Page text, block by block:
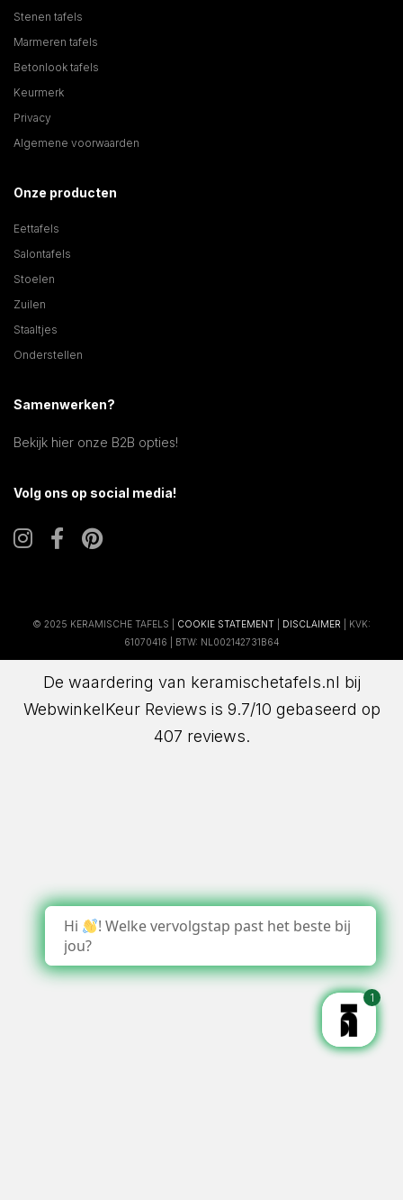
Stenen tafels
Marmeren tafels
Betonlook tafels
Keurmerk
Privacy
Algemene voorwaarden
Onze producten
Eettafels
Salontafels
Stoelen
Zuilen
Staaltjes
Onderstellen
Samenwerken?
Bekijk hier onze B2B opties!
Volg ons op social media!
© 2025 KERAMISCHE TAFELS | COOKIE STATEMENT DISCLAIMER | KVK:
61070416 | BTW: NL002142731B64
De waardering van keramischetafels.nl bij
WebwinkelKeur Reviews is 9.7/10 gebaseerd op
407 reviews.
Hi
! Welke vervolgstap past het beste bij
jou?
1